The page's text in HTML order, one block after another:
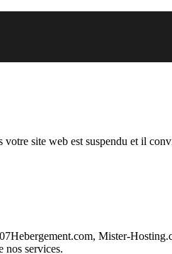
site web est suspendu et il
Mister-
nos services.